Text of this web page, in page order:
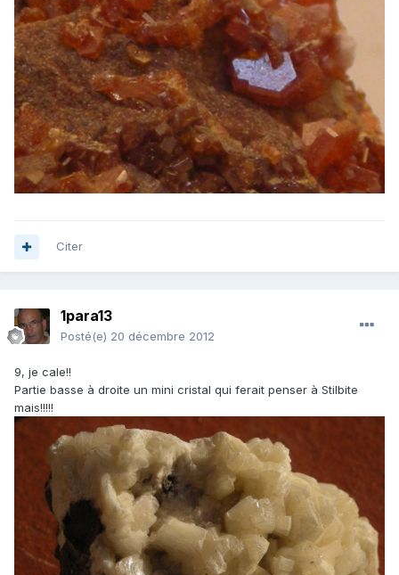
Citer
1para13
Posté(e) 20 décembre 2012
9, je cale!!
Partie basse à droite un mini cristal qui ferait penser à Stilbite
mais!!!!!